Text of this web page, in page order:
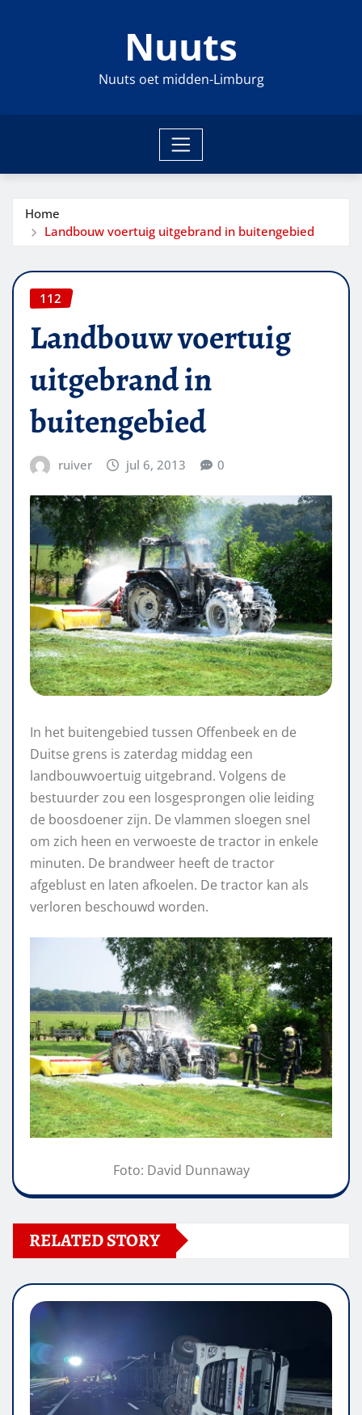
Nuuts
Nuuts oet midden-Limburg
Home
Landbouw voertuig uitgebrand in buitengebied
112
Landbouw voertuig
uitgebrand in
buitengebied
ruiver jul 6, 2013 0
In het buitengebied tussen Offenbeek en de
Duitse grens is zaterdag middag een
landbouwvoertuig uitgebrand. Volgens de
bestuurder zou een losgesprongen olie leiding
de boosdoener zijn. De vlammen sloegen snel
om zich heen en verwoeste de tractor in enkele
minuten. De brandweer heeft de tractor
afgeblust en laten afkoelen. De tractor kan als
verloren beschouwd worden.
Foto: David Dunnaway
RELATED STORY